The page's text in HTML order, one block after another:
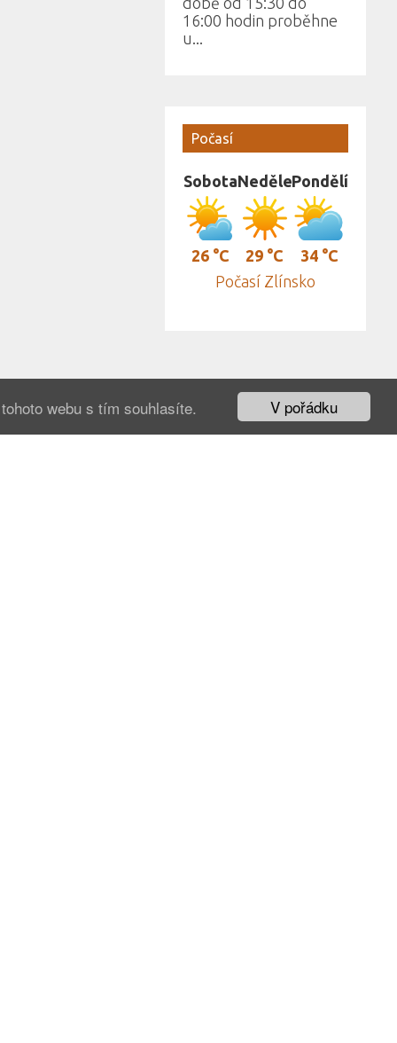
V pořádku
webu s tím souhlasíte.
16:00 hodin proběhne
u...
Počasí
Sobota
26 °C
Neděle
29 °C
Pondělí
34 °C
Počasí Zlínsko